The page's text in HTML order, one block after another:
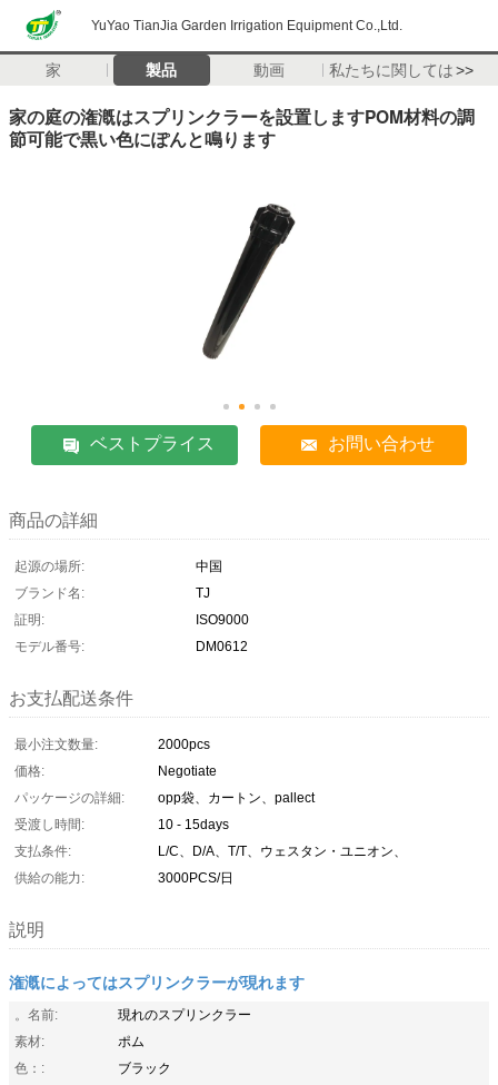
YuYao TianJia Garden Irrigation Equipment Co.,Ltd.
家 製品 動画 私たちに関しては>>
家の庭の潅漑はスプリンクラーを設置しますPOM材料の調
節可能で黒い色にぽんと鳴ります
ベストプライス お問い合わせ
商品の詳細
起源の場所:
中国
ブランド名:
TJ
証明:
ISO9000
モデル番号:
DM0612
お支払配送条件
最小注文数量:
2000pcs
価格:
Negotiate
パッケージの詳細:
opp袋、カートン、pallect
受渡し時間:
10 - 15days
支払条件:
L/C、D/A、T/T、ウェスタン・ユニオン、
供給の能力:
3000PCS/日
説明
潅漑によってはスプリンクラーが現れます
。名前:
現れのスプリンクラー
素材:
ポム
色：:
ブラック